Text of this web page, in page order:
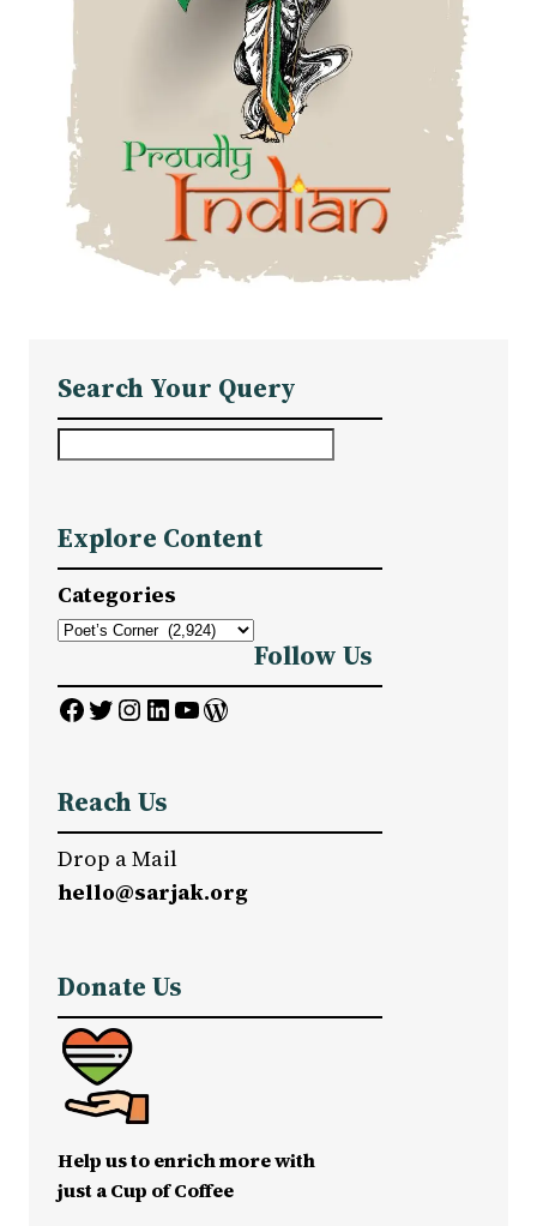
Search Your Query
r
c
h
Explore Content
Categories
Follow Us
Facebook Twitter InstagramLinkedIn YouTube WordPress
Reach Us
Drop a Mail
hello@sarjak.org
Donate Us
Help us to enrich more with
just a Cup of Coffee